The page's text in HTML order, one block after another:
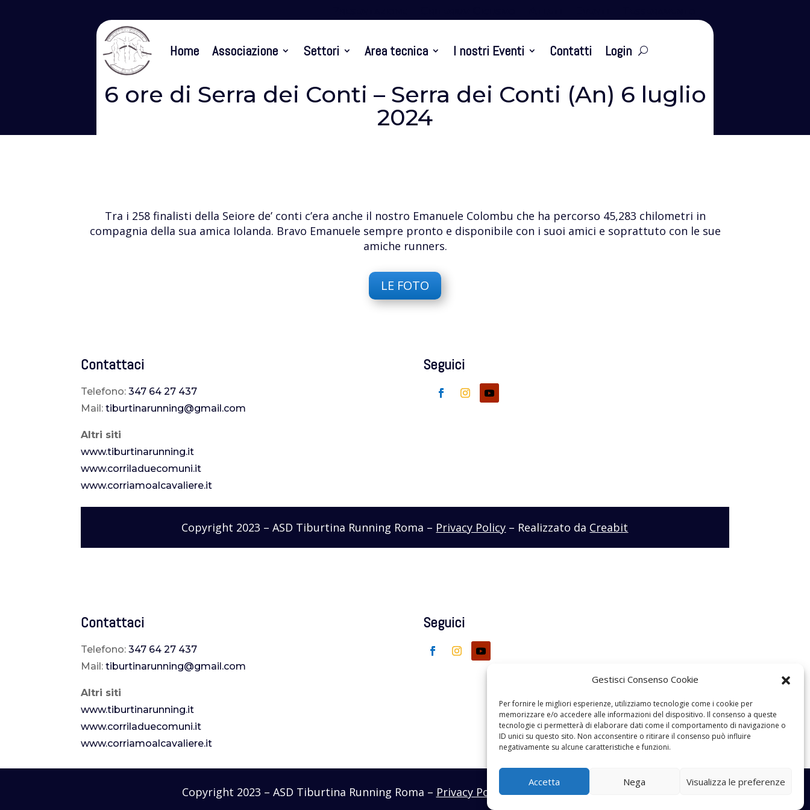
Gestisci Consenso Cookie
Per fornire le migliori esperienze, utilizziamo tecnologie come i cookie per
memorizzare e/o accedere alle informazioni del dispositivo. Il consenso a queste
tecnologie ci permetterà di elaborare dati come il comportamento di navigazione o
ID unici su questo sito. Non acconsentire o ritirare il consenso può influire
negativamente su alcune caratteristiche e funzioni.
Accetta Nega Visualizza le preferenze
Home Associazione Settori Area tecnica I nostri Eventi Contatti Login
6 ore di Serra dei Conti – Serra dei Conti (An) 6 luglio
2024
Tra i 258 finalisti della Seiore de’ conti c’era anche il nostro Emanuele Colombu che ha percorso 45,283 chilometri in
compagnia della sua amica Iolanda. Bravo Emanuele sempre pronto e disponibile con i suoi amici e soprattuto con le sue
amiche runners.
LE FOTO
Contattaci
Telefono:347 64 27 437
Mail:tiburtinarunning@gmail.com
Altri siti
www.tiburtinarunning.it
www.corriladuecomuni.it
www.corriamoalcavaliere.it
Seguici
Copyright 2023 – ASD Tiburtina Running Roma – Privacy Policy – Realizzato da Creabit
Contattaci
Telefono:347 64 27 437
Mail:tiburtinarunning@gmail.com
Altri siti
www.tiburtinarunning.it
www.corriladuecomuni.it
www.corriamoalcavaliere.it
Seguici
Copyright 2023 – ASD Tiburtina Running Roma – Privacy Policy– Realizzato da